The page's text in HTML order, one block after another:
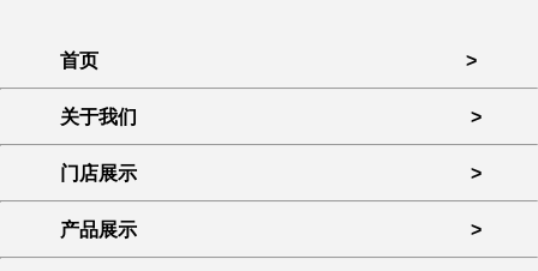
首页 >
关于我们 >
门店展示 >
产品展示 >